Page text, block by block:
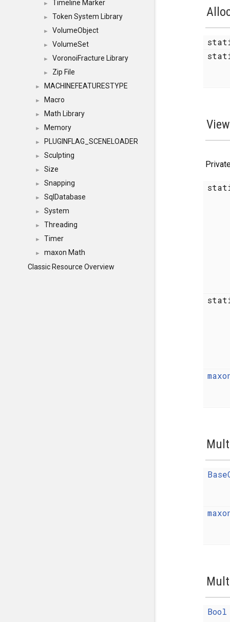
► Timeline Marker
► Token System Library
► VolumeObject
► VolumeSet
► VoronoiFracture Library
► Zip File
► MACHINEFEATURESTYPE
► Macro
► Math Library
► Memory
► PLUGINFLAG_SCENELOADER
► Sculpting
► Size
► Snapping
► SqlDatabase
► System
► Threading
► Timer
►
maxon Math
Classic Resource Overview
Bool